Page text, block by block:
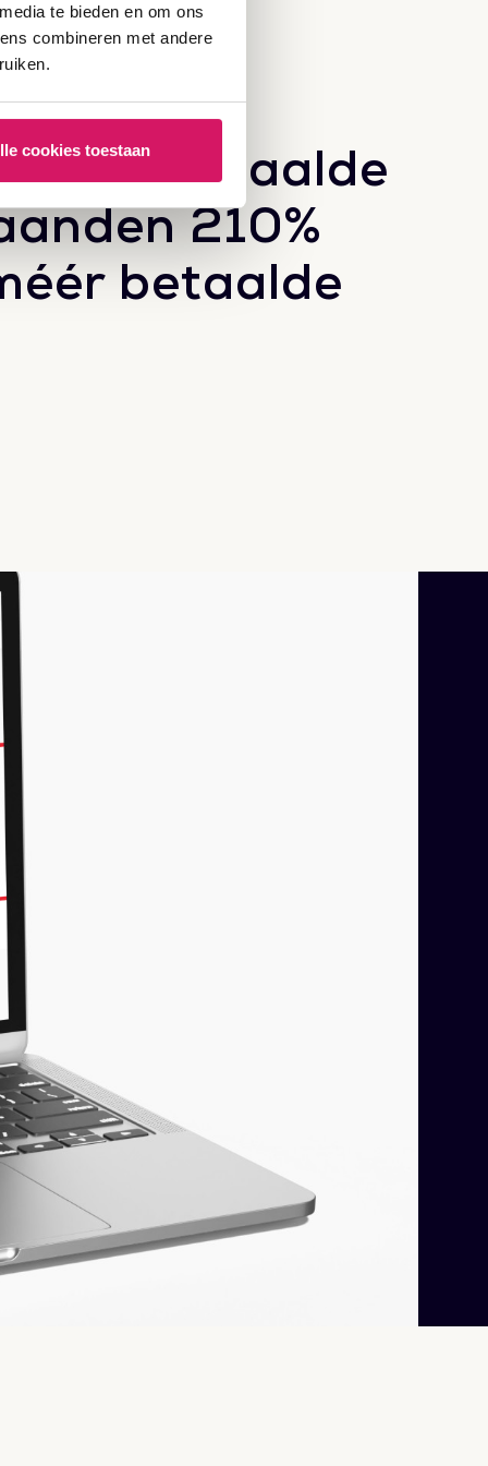
te bieden en om ons
combineren met andere
cookies toestaan
SEO behaalde
210%
betaalde